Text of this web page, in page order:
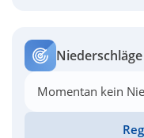
Momentan kein